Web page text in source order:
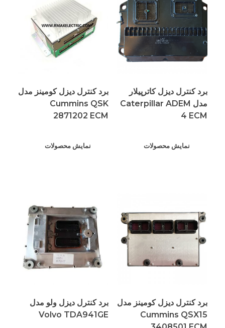
برد کنترل دیزل کاترپیلار
مدل Caterpillar ADEM
4 ECM
نمایش محصولات
برد کنترل دیزل کومینز مدل
Cummins QSK
2871202 ECM
نمایش محصولات
برد کنترل دیزل کومینز مدل
Cummins QSX15
برد کنترل دیزل ولو مدل
Volvo TDA941GE